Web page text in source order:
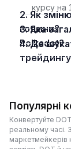
курсу на
2. Як змінювався курс DOT до CAD за 24
години?
3. Яка загальна кількість доступних
Polkadot?
4. Де шукати ресурси для навчання
Популярні
Конвертуйте
реальному часі.
маркетмейкерів